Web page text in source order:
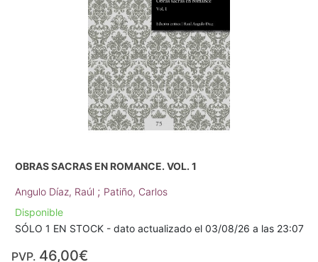
OBRAS SACRAS EN ROMANCE. VOL. 1
Angulo Díaz, Raúl ; Patiño, Carlos
Disponible
SÓLO 1 EN STOCK - dato actualizado el 03/08/26 a las 23:07
PVP. 46,00€